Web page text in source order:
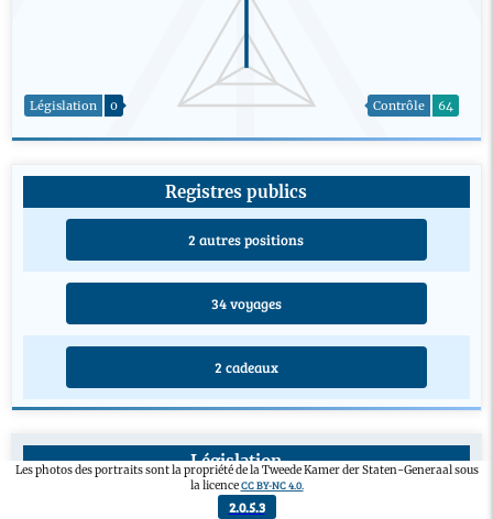
Législation 0 Contrôle 64
Registres publics
2 autres positions
34 voyages
2 cadeaux
Législation
Projet de loi d'initiative parlementaire
Les photos des portraits sont la propriété de la Tweede Kamer der Staten-Generaal sous
la licenceCC BY-NC 4.0.
2.0.5.3